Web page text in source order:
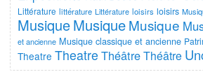
Littérature littérature Littérature loisirs loisirs
MusiqueMusiqueMusique
et ancienne Musique classique et ancienne
Theatre Theatre ThéâtreThéâtre